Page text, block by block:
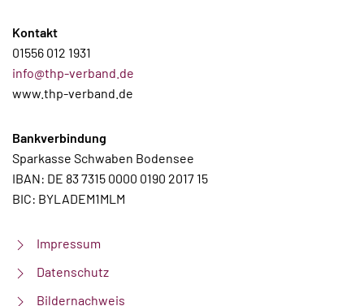
Kontakt
01556 012 1931
info@thp-verband.de
www.thp-verband.de
Bankverbindung
Sparkasse Schwaben Bodensee
IBAN: DE 83 7315 0000 0190 2017 15
BIC: BYLADEM1MLM
Impressum
Datenschutz
Bildernachweis